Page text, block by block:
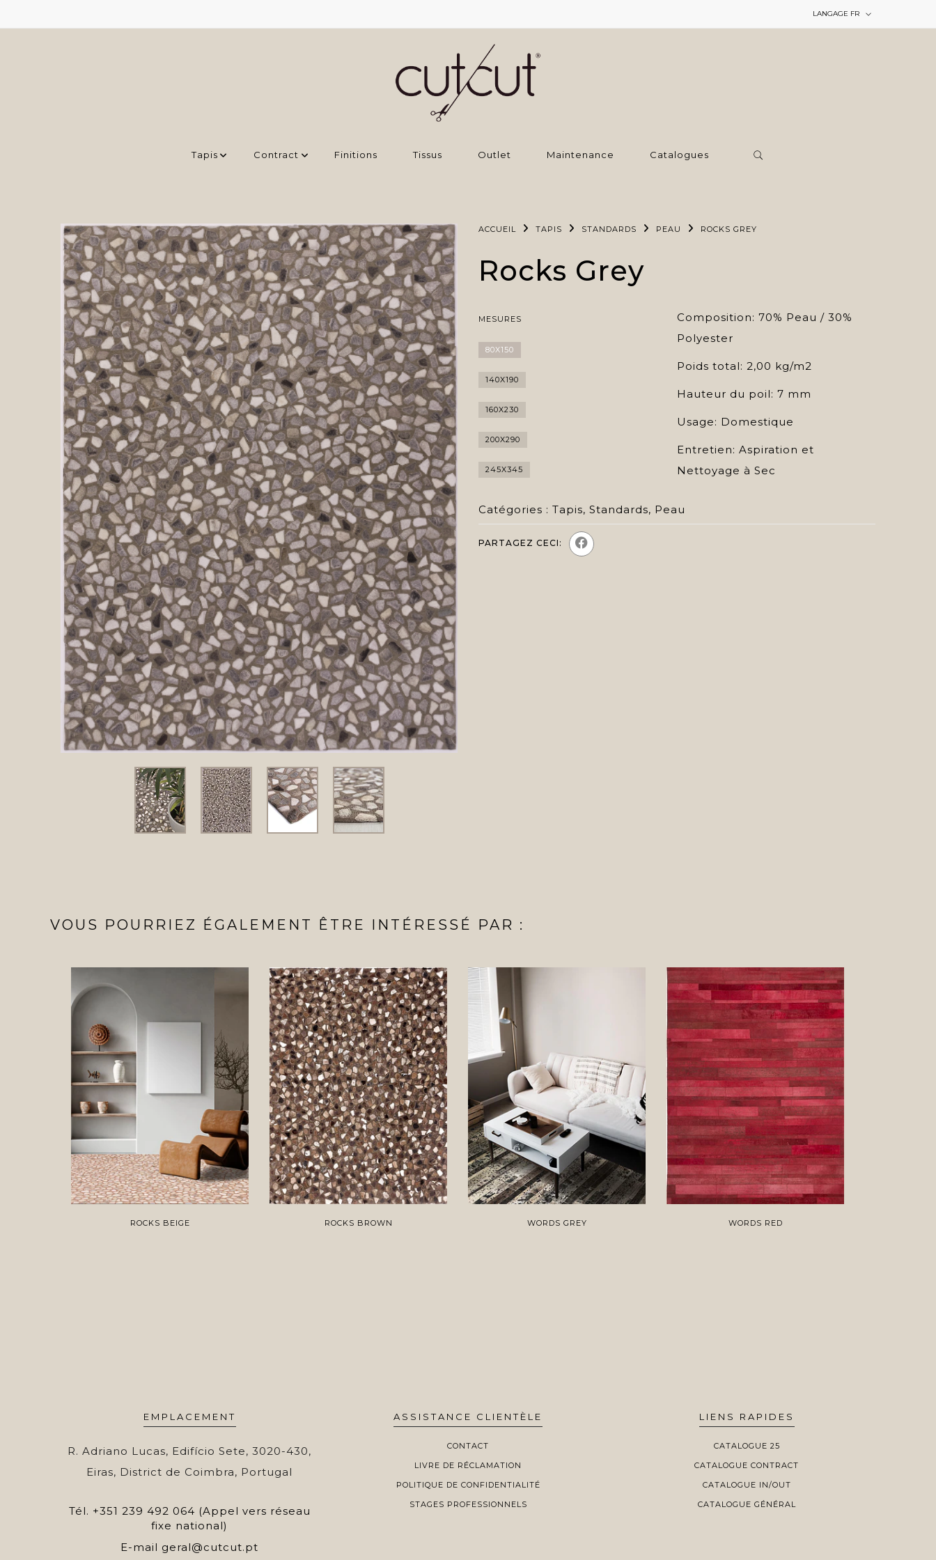
LANGAGE FR
Tapis Contract Finitions Tissus Outlet Maintenance Catalogues
ACCUEIL TAPIS STANDARDS PEAU ROCKS GREY
Rocks Grey
MESURES
80X150
140X190
160X230
200X290
245X345
Composition: 70% Peau / 30%
Polyester
Poids total: 2,00 kg/m2
Hauteur du poil: 7 mm
Usage: Domestique
Entretien: Aspiration et
Nettoyage à Sec
Catégories : Tapis, Standards, Peau
PARTAGEZ CECI:
VOUS POURRIEZ ÉGALEMENT ÊTRE INTÉRESSÉ PAR :
ROCKS BEIGE ROCKS BROWN WORDS GREY WORDS RED
EMPLACEMENT
R. Adriano Lucas, Edifício Sete, 3020-430,
Eiras, District de Coimbra, Portugal
Tél. +351 239 492 064 (Appel vers réseau
fixe national)
E-mail geral@cutcut.pt
ASSISTANCE CLIENTÈLE
CONTACT
LIVRE DE RÉCLAMATION
POLITIQUE DE CONFIDENTIALITÉ
STAGES PROFESSIONNELS
LIENS RAPIDES
CATALOGUE 25
CATALOGUE CONTRACT
CATALOGUE IN/OUT
CATALOGUE GÉNÉRAL